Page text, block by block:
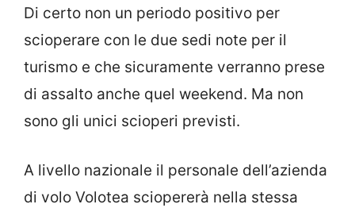
Di certo non un periodo positivo per
scioperare con le due sedi note per il
turismo e che sicuramente verranno prese
di assalto anche quel weekend. Ma non
sono gli unici scioperi previsti.
A livello nazionale il personale dell’azienda
di volo Volotea sciopererà nella stessa